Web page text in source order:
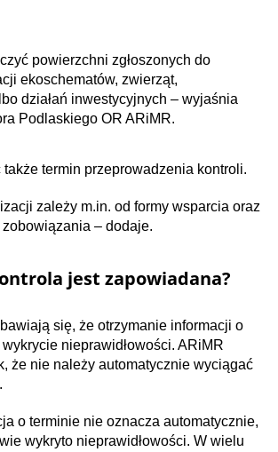
powierzchni zgłoszonych do
ekoschematów, zwierząt,
działań inwestycyjnych – wyjaśnia
Podlaskiego OR ARiMR.
także termin przeprowadzenia kontroli.
zależy m.in. od formy wsparcia oraz
– dodaje.
jest zapowiadana?
się, że otrzymanie informacji o
nieprawidłowości. ARiMR
że nie należy automatycznie wyciągać
o terminie nie oznacza automatycznie,
wykryto nieprawidłowości. W wielu